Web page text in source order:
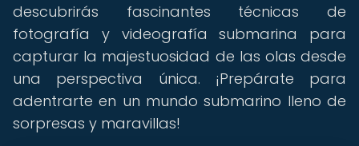
descubrirás fascinantes técnicas de
fotografía y videografía submarina para
capturar la majestuosidad de las olas desde
una perspectiva única. ¡Prepárate para
adentrarte en un mundo submarino lleno de
sorpresas y maravillas!